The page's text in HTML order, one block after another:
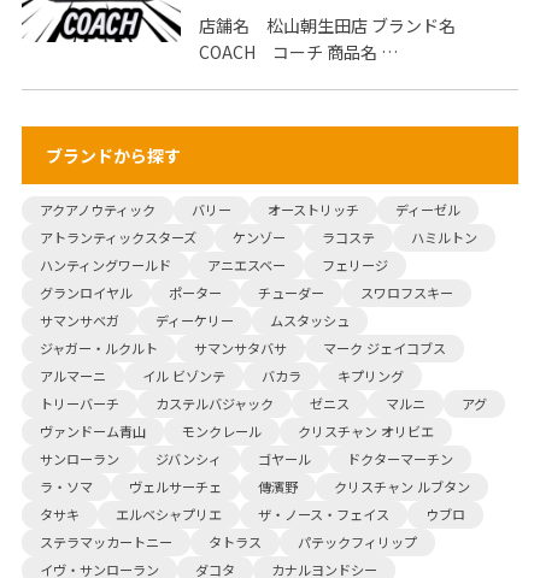
店舗名 松山朝生田店 ブランド名
COACH コーチ 商品名 …
ブランドから探す
アクアノウティック バリー オーストリッチ
ディーゼル
アトランティックスターズ
ケンゾー ラコステ
ハミルトン
ハンティングワールド
アニエスベー
フェリージ
グランロイヤル
ポーター チューダー
スワロフスキー
サマンサベガ
ディーケリー
ムスタッシュ
ジャガー・ルクルト
サマンサタバサ
マーク ジェイコブス
アルマーニ
イル ビゾンテ バカラ
キプリング
トリーバーチ
カステルバジャック ゼニス マルニ
アグ
ヴァンドーム青山
モンクレール
クリスチャン オリビエ
サンローラン
ジバンシィ ゴヤール
ドクターマーチン
ラ・ソマ
ヴェルサーチェ 傳濱野
クリスチャン ルブタン
タサキ
エルベシャプリエ ザ・ノース・フェイス
ウブロ
ステラマッカートニー
タトラス
パテックフィリップ
イヴ・サンローラン
ダコタ カナルヨンドシー